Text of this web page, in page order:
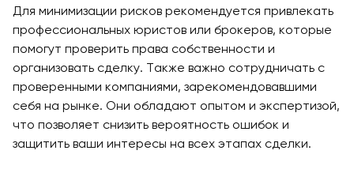
Для минимизации рисков рекомендуется привлекать
профессиональных юристов или брокеров, которые
помогут проверить права собственности и
организовать сделку. Также важно сотрудничать с
проверенными компаниями, зарекомендовавшими
себя на рынке. Они обладают опытом и экспертизой,
что позволяет снизить вероятность ошибок и
защитить ваши интересы на всех этапах сделки.